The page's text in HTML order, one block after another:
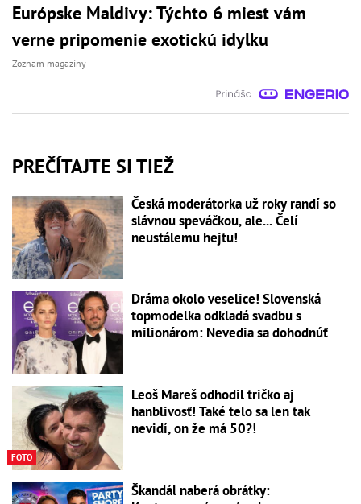
Európske Maldivy: Týchto 6 miest vám
verne pripomenie exotickú idylku
Zoznam magazíny
PREČÍTAJTE SI TIEŽ
Česká moderátorka už roky randí so
slávnou speváčkou, ale... Čelí
neustálemu hejtu!
Dráma okolo veselice! Slovenská
topmodelka odkladá svadbu s
milionárom: Nevedia sa dohodnúť
FOTO
Leoš Mareš odhodil tričko aj
hanblivosť! Také telo sa len tak
nevidí, on že má 50?!
Škandál naberá obrátky: